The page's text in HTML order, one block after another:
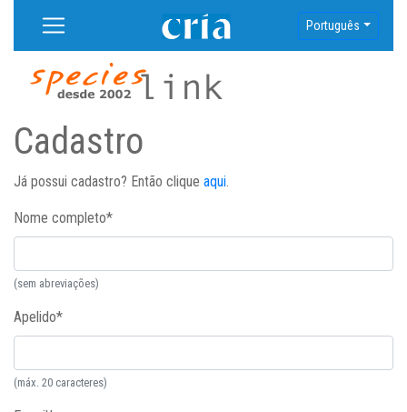
Português
Cadastro
Já possui cadastro? Então clique aqui.
Nome completo*
(sem abreviações)
Apelido*
(máx. 20 caracteres)